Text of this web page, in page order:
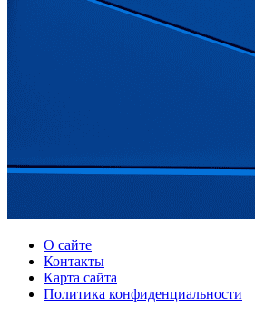
О сайте
Контакты
Карта сайта
Политика конфиденциальности